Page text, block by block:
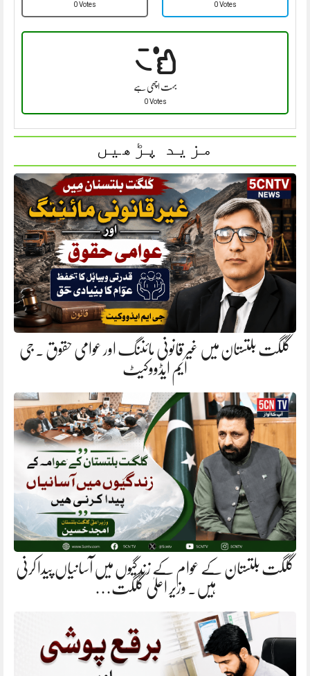
0 Votes 0 Votes
بہت اچھی ہے
0 Votes
مزید پڑھیں
گلگت بلتستان میں غیر قانونی مائننگ اور عوامی حقوق . جی
ایم ایڈووکیٹ
گلگت بلتستان کے عوام کے زندگیوں میں آسانیاں پیدا کرنی
ہیں. وزیر اعلیٰ گلگت…